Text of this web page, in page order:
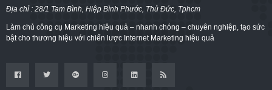
Địa chỉ : 28/1 Tam Bình, Hiệp Bình Phước, Thủ Đức, Tphcm
Làm chủ công cụ Marketing hiệu quả – nhanh chóng – chuyên nghiệp, tạo sức
bật cho thương hiệu với chiến lược Internet Marketing hiệu quả